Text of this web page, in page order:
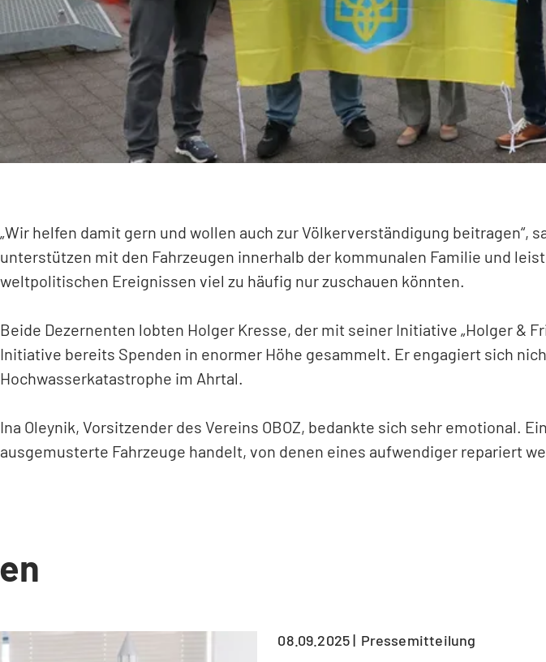
„Wir helfen damit gern und wollen auch zur Völkerverständigung
unterstützen mit den Fahrzeugen innerhalb der kommunalen Familie und
weltpolitischen Ereignissen viel zu häufig nur zuschauen könnten.
Beide Dezernenten lobten Holger Kresse, der mit seiner Initiative „Holger &
Initiative bereits Spenden in enormer Höhe gesammelt. Er engagiert sich
Hochwasserkatastrophe im Ahrtal.
Ina Oleynik, Vorsitzender des Vereins OBOZ, bedankte sich sehr emotional.
ausgemusterte Fahrzeuge handelt, von denen eines aufwendiger repariert
08.09.2025 Pressemitteilung